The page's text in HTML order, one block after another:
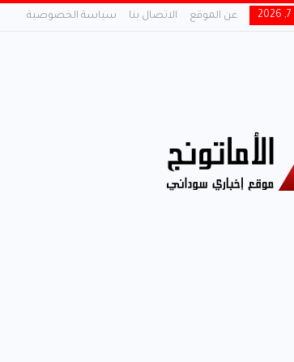
عن الموقع الاتصال بنا سياسة الخصوصية